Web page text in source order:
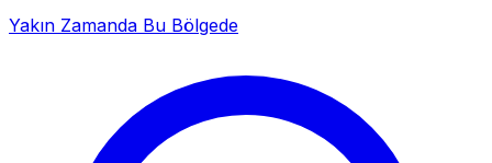
Yakın Zamanda Bu Bölgede